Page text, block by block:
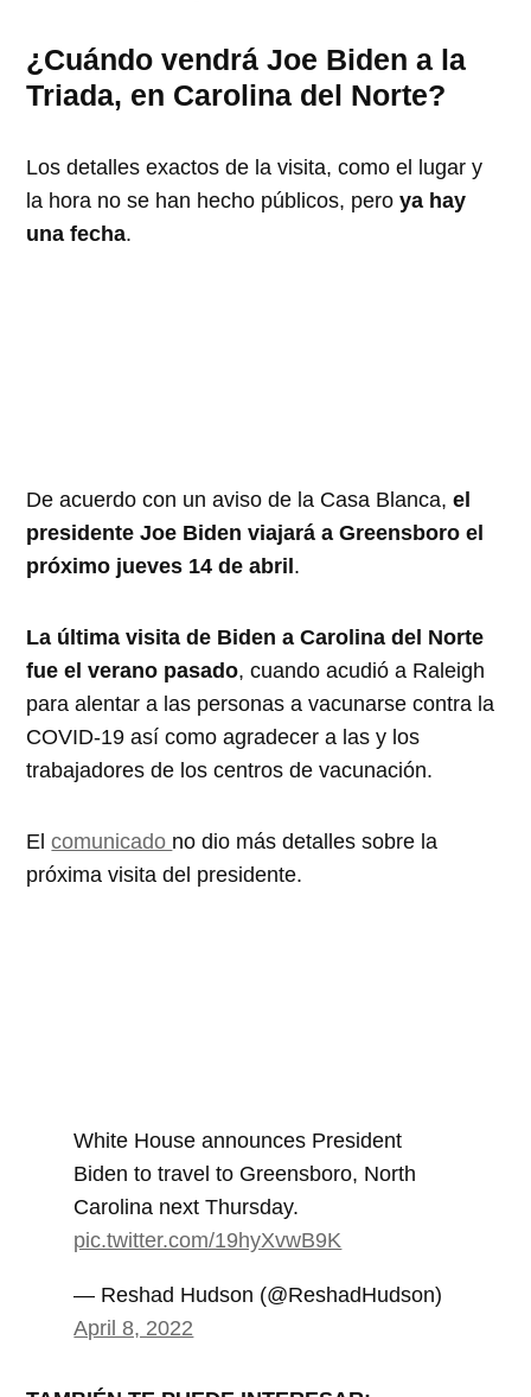
¿Cuándo vendrá Joe Biden a la
Triada, en Carolina del Norte?
Los detalles exactos de la visita, como el lugar y
la hora no se han hecho públicos, peroya hay
una fecha.
De acuerdo con un aviso de la Casa Blanca,el
presidente Joe Biden viajará a Greensboro el
próximo jueves 14 de abril.
La última visita de Biden a Carolina del Norte
fue el verano pasado, cuando acudió a Raleigh
para alentar a las personas a vacunarse contra la
COVID-19 así como agradecer a las y los
trabajadores de los centros de vacunación.
Elcomunicado no dio más detalles sobre la
próxima visita del presidente.
White House announces President
Biden to travel to Greensboro, North
Carolina next Thursday.
pic.twitter.com/19hyXvwB9K
— Reshad Hudson (@ReshadHudson)
April 8, 2022